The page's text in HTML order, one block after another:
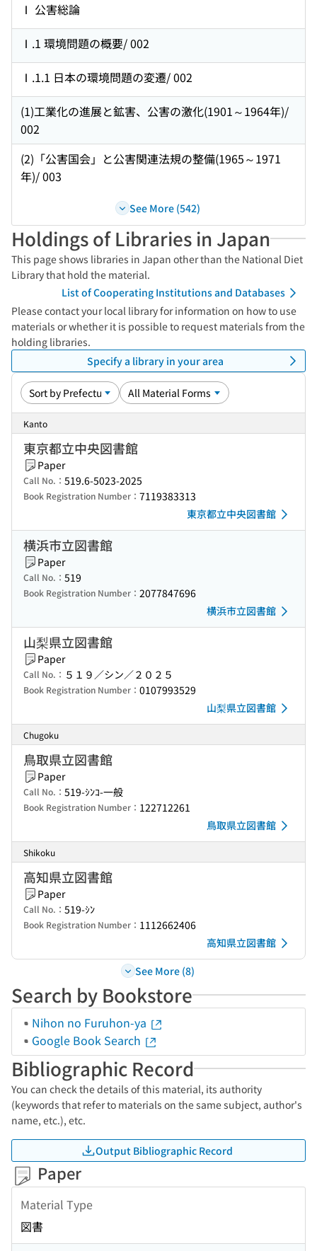
Ⅰ 公害総論
Ⅰ.1 環境問題の概要/ 002
Ⅰ.1.1 日本の環境問題の変遷/ 002
(1)工業化の進展と鉱害、公害の激化(1901～1964年)/
002
(2)「公害国会」と公害関連法規の整備(1965～1971
年)/ 003
See More (542)
Holdings of Libraries in Japan
This page shows libraries in Japan other than the National Diet
Library that hold the material.
List of Cooperating Institutions and Databases
Please contact your local library for information on how to use
materials or whether it is possible to request materials from the
holding libraries.
Specify a library in your area
Kanto
東京都立中央図書館
Paper
Call No.： 519.6-5023-2025
Book Registration Number： 7119383313
東京都立中央図書館
横浜市立図書館
Paper
Call No.： 519
Book Registration Number： 2077847696
横浜市立図書館
山梨県立図書館
Paper
Call No.： ５１９／シン／２０２５
Book Registration Number： 0107993529
山梨県立図書館
Chugoku
鳥取県立図書館
Paper
Call No.： 519-ｼﾝｺ-一般
Book Registration Number： 122712261
鳥取県立図書館
Shikoku
高知県立図書館
Paper
Call No.： 519-ｼﾝ
Book Registration Number： 1112662406
高知県立図書館
See More (8)
Search by Bookstore
Nihon no Furuhon-ya
Google Book Search
Bibliographic Record
You can check the details of this material, its authority
(keywords that refer to materials on the same subject, author's
name, etc.), etc.
Output Bibliographic Record
Paper
Material Type
図書